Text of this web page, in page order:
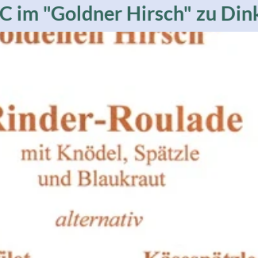
im "Goldner Hirsch" zu